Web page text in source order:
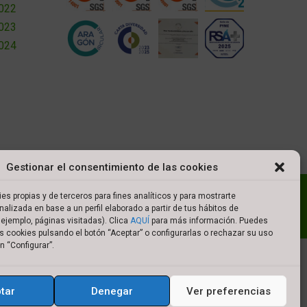
Gestionar el consentimiento de las cookies
propias y de terceros para fines analíticos y para mostrarte
en base a un perfil elaborado a partir de tus hábitos de
páginas visitadas). Clica AQUÍ para más información. Puedes
cookies pulsando el botón “Aceptar” o configurarlas o rechazar su uso
“Configurar”.
Denegar Ver preferencias
Política de cookies
Política de privacidad
de compra